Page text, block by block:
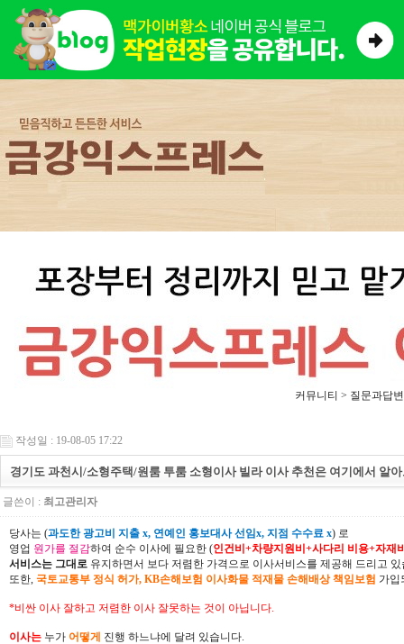
커뮤니티 > 질문과답변
작성일 : 19-08-05 17:22
경기도 과천시/소형주택/원룸 투룸 소형이사 빌라 이사 추천은 여기에서 알
글쓴이 : 최고관리자
당사는 (과도한 광고비 지출 x, 연예인 홍보대사 선임x, 지점 수수료 x) 로
영업 원가를 절감하여 순수 이사에 필요한 (인건비+차량지원비+사다리 비용+자재
서비스는 그대로 유지하면서 보다 저렴한 가격으로 이사서비스를 제공해 드리고 있
또한, 국토교통부 정식 허가, KB손해보험 이사화물 적재물 손해배상 책임보험 가입
*비싼 이사 잘하고 저렴한 이사 잘못하는 것이 아닙니다.
이사는 누가 어떻게 진행 하느냐에 달려 있습니다.